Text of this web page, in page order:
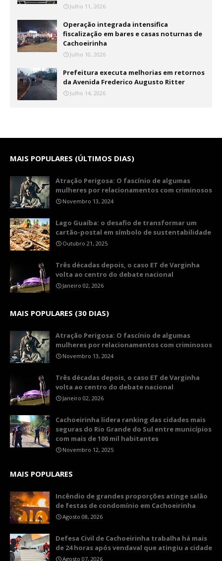
Julho 11, 2026
Operação integrada intensifica
fiscalização em bares e casas noturnas de
Cachoeirinha
Julho 10, 2026
Prefeitura executa melhorias em retornos
da Avenida Frederico Augusto Ritter
Julho 14, 2026
MAIS POPULARES (ÚLTIMOS DIAS)
Atração Perigosa: O fascínio de algumas
mulheres por relacionamentos com criminosos
Novembro 13, 2024
Lago Guaíba: o desafio de transformar um
cartão-postal em símbolo de sustentabilidade
Outubro 21, 2025
Três décadas depois, o caso ET de Varginha
volta ao centro do debate nacional
Janeiro 02, 2026
MAIS POPULARES (30 DIAS)
Atração Perigosa: O fascínio de algumas
mulheres por relacionamentos com criminosos
Novembro 13, 2024
Três décadas depois, o caso ET de Varginha
volta ao centro do debate nacional
Janeiro 02, 2026
Cachoeirinha lidera ranking das cidades mais
seguras do Rio Grande do Sul entre municípios
com mais de 100 mil habitantes
Novembro 12, 2025
MAIS POPULARES
Incêndio de grandes proporções atinge salão
de festas de condomínio em Cachoeirinha
Agosto 08, 2026
Defesa Civil de Cachoeirinha trabalha há mais
de 24 horas após vendaval que atingiu a cidade
Agosto 07, 2026